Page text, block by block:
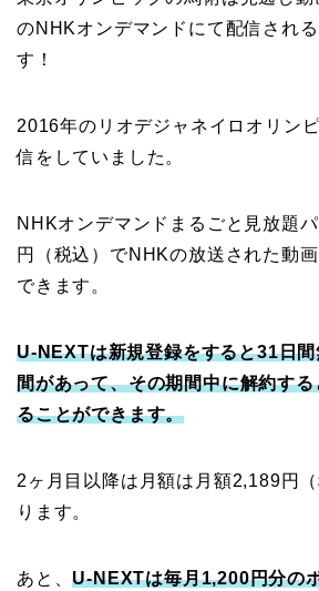
のNHKオンデマンドにて配信される
す！
2016年のリオデジャネイロオリン
信をしていました。
NHKオンデマンドまるごと見放題
円（税込）でNHKの放送された動
できます。
U-NEXTは新規登録をすると31日
間があって、その期間中に解約す
ることができます。
2ヶ月目以降は月額は月額2,189円
ります。
あと、U-NEXTは毎月1,200円分の